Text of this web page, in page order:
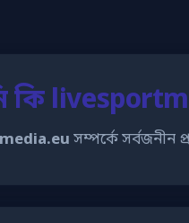
সম্পর্কে সর্বজনীন